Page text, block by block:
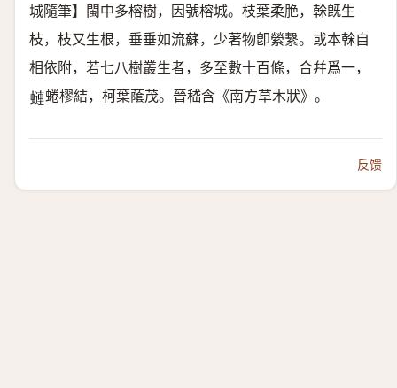
城隨筆】閩中多榕樹，因號榕城。枝葉柔脃，榦旣生
枝，枝又生根，垂垂如流蘇，少著物卽縈繫。或本榦自
相依附，若七八樹叢生者，多至數十百條，合幷爲一，
𧐖 蜷樛結，柯葉䕃茂。晉嵇含《南方草木狀》。
反馈